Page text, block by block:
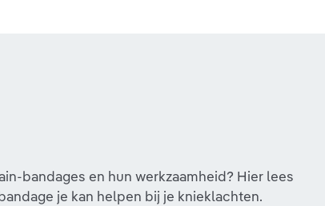
bandages en hun werkzaamheid? Hier lees
je kan helpen bij je knieklachten.